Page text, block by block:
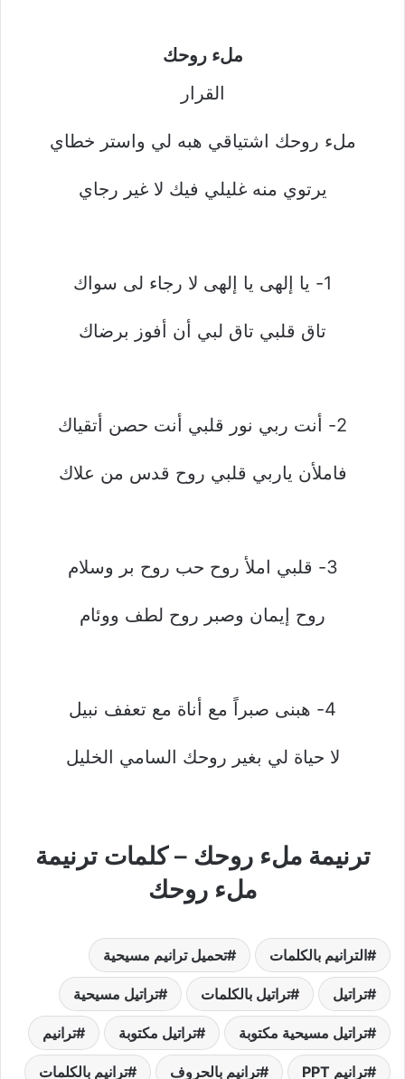
ملء روحك
القرار
ملء روحك اشتياقي هبه لي واستر خطاي
يرتوي منه غليلي فيك لا غير رجاي
1- يا إلهى يا إلهى لا رجاء لى سواك
تاق قلبي تاق لبي أن أفوز برضاك
2- أنت ربي نور قلبي أنت حصن أتقياك
فاملأن ياربي قلبي روح قدس من علاك
3- قلبي املأ روح حب روح بر وسلام
روح إيمان وصبر روح لطف ووئام
4- هبنى صبراً مع أناة مع تعفف نبيل
لا حياة لي بغير روحك السامي الخليل
ترنيمة ملء روحك – كلمات ترنيمة
ملء روحك
الترانيم بالكلمات تحميل ترانيم مسيحية
تراتيل تراتيل بالكلمات تراتيل مسيحية
تراتيل مسيحية مكتوبة تراتيل مكتوبة ترانيم
ترانيم PPT ترانيم بالحروف ترانيم بالكلمات